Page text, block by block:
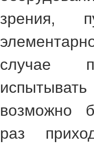
зрения,
случае
возможно
раз